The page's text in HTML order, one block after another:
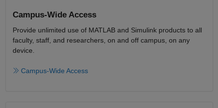
Campus-Wide Access
Provide unlimited use of MATLAB and Simulink products to all
faculty, staff, and researchers, on and off campus, on any
device.​
Campus-Wide Access